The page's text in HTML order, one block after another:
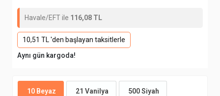
Havale/EFT ile 116,08 TL
10,51 TL 'den başlayan taksitlerle
Aynı gün kargoda!
10 Beyaz 21 Vanilya 500 Siyah